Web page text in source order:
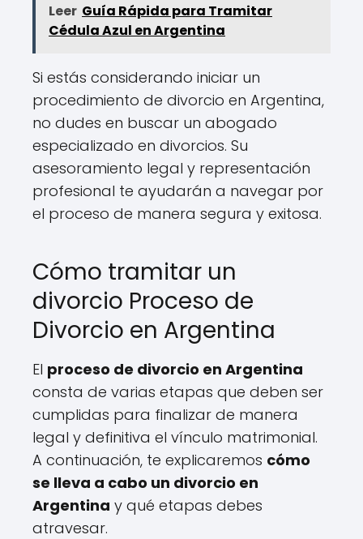
Leer Guía Rápida para Tramitar
Cédula Azul en Argentina
Si estás considerando iniciar un
procedimiento de divorcio en Argentina,
no dudes en buscar un abogado
especializado en divorcios. Su
asesoramiento legal y representación
profesional te ayudarán a navegar por
el proceso de manera segura y exitosa.
Cómo tramitar un
divorcio Proceso de
Divorcio en Argentina
El proceso de divorcio en Argentina
consta de varias etapas que deben ser
cumplidas para finalizar de manera
legal y definitiva el vínculo matrimonial.
A continuación, te explicaremos cómo
se lleva a cabo un divorcio en
Argentina y qué etapas debes
atravesar.